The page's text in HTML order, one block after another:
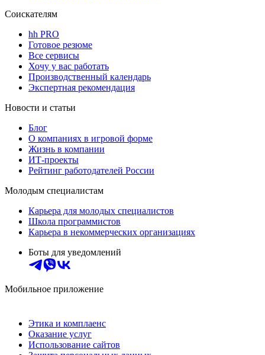
Соискателям
hh PRO
Готовое резюме
Все сервисы
Хочу у вас работать
Производственный календарь
Экспертная рекомендация
Новости и статьи
Блог
О компаниях в игровой форме
Жизнь в компании
ИТ-проекты
Рейтинг работодателей России
Молодым специалистам
Карьера для молодых специалистов
Школа программистов
Карьера в некоммерческих организациях
Боты для уведомлений
Мобильное приложение
Этика и комплаенс
Оказание услуг
Использование сайтов